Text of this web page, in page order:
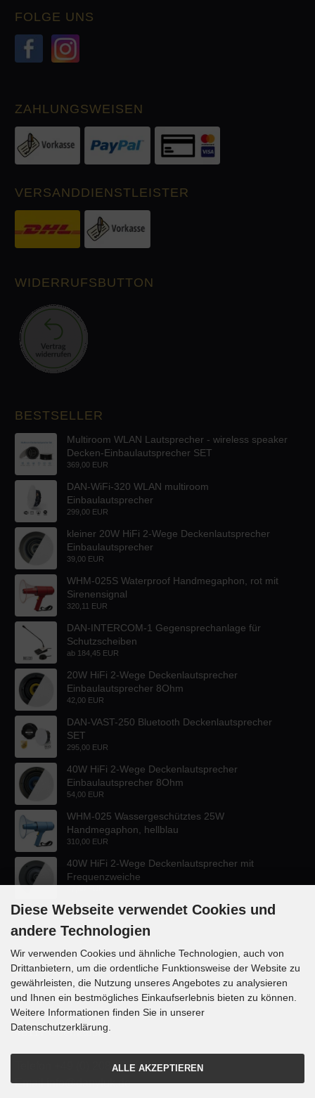
FOLGE UNS
ZAHLUNGSWEISEN
VERSANDDIENSTLEISTER
WIDERRUFSBUTTON
BESTSELLER
Multiroom WLAN Lautsprecher - wireless speaker
Decken-Einbaulautsprecher SET
369,00 EUR
DAN-WiFi-320 WLAN multiroom
Einbaulautsprecher
299,00 EUR
kleiner 20W HiFi 2-Wege Deckenlautsprecher
Einbaulautsprecher
39,00 EUR
WHM-025S Waterproof Handmegaphon, rot mit
Sirenensignal
320,11 EUR
DAN-INTERCOM-1 Gegensprechanlage für
Schutzscheiben
ab 184,45 EUR
20W HiFi 2-Wege Deckenlautsprecher
Einbaulautsprecher 8Ohm
42,00 EUR
DAN-VAST-250 Bluetooth Deckenlautsprecher
SET
295,00 EUR
40W HiFi 2-Wege Deckenlautsprecher
Einbaulautsprecher 8Ohm
54,00 EUR
WHM-025 Wassergeschütztes 25W
Handmegaphon, hellblau
310,00 EUR
40W HiFi 2-Wege Deckenlautsprecher mit
Frequenzweiche
KONTAKT
Lautsprecher-OnlineShop.de
Rübekampstr. 35
46117 Oberhausen
Telefon +49 (0) 208 / 874188
Email info@danyluk.de
Diese Webseite verwendet Cookies und
andere Technologien
Wir verwenden Cookies und ähnliche Technologien, auch von
Drittanbietern, um die ordentliche Funktionsweise der Website zu
gewährleisten, die Nutzung unseres Angebotes zu analysieren
und Ihnen ein bestmögliches Einkaufserlebnis bieten zu können.
Weitere Informationen finden Sie in unserer
Datenschutzerklärung.
ALLE AKZEPTIEREN